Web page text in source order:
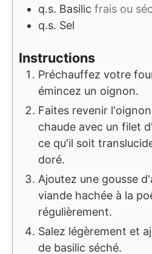
q.s. Basilic frais ou
q.s. Sel
Instructions
Préchauffez votre
émincez un oignon.
Faites revenir
chaude avec un filet
ce qu'il soit
doré.
Ajoutez une gousse
viande hachée à la
régulièrement.
Salez légèrement et
de basilic séché.